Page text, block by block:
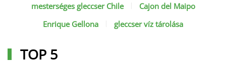
mesterséges gleccser Chile
Cajon del Maipo
Enrique Gellona
gleccser víz tárolása
TOP 5